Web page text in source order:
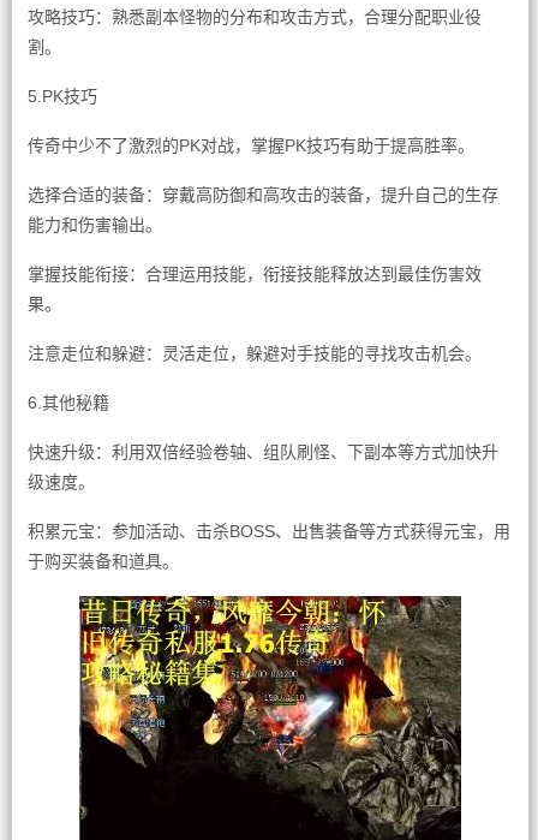
攻略技巧：熟悉副本怪物的分布和攻击方式，合理分配职业役
割。
5.PK技巧
传奇中少不了激烈的PK对战，掌握PK技巧有助于提高胜率。
选择合适的装备：穿戴高防御和高攻击的装备，提升自己的生存
能力和伤害输出。
掌握技能衔接：合理运用技能，衔接技能释放达到最佳伤害效
果。
注意走位和躲避：灵活走位，躲避对手技能的寻找攻击机会。
6.其他秘籍
快速升级：利用双倍经验卷轴、组队刷怪、下副本等方式加快升
级速度。
积累元宝：参加活动、击杀BOSS、出售装备等方式获得元宝，用
于购买装备和道具。